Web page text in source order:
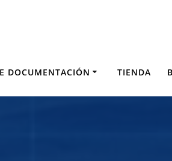
DOCUMENTACIÓN TIENDA